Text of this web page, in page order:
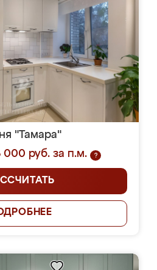
"Тамара"
000 руб. за п.м.
?